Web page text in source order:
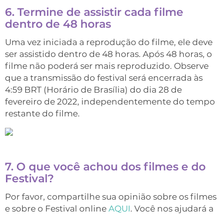
6. Termine de assistir cada filme
dentro de 48 horas
Uma vez iniciada a reprodução do filme, ele deve
ser assistido dentro de 48 horas. Após 48 horas, o
filme não poderá ser mais reproduzido. Observe
que a transmissão do festival será encerrada às
4:59 BRT (Horário de Brasília) do dia 28 de
fevereiro de 2022, independentemente do tempo
restante do filme.
7. O que você achou dos filmes e do
Festival?
Por favor, compartilhe sua opinião sobre os filmes
e sobre o Festival online AQUI. Você nos ajudará a